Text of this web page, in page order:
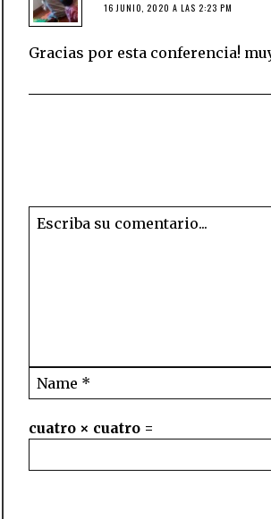
16 JUNIO, 2020 A LAS 2:23 PM
Gracias por esta conferencia!
cuatro × cuatro =